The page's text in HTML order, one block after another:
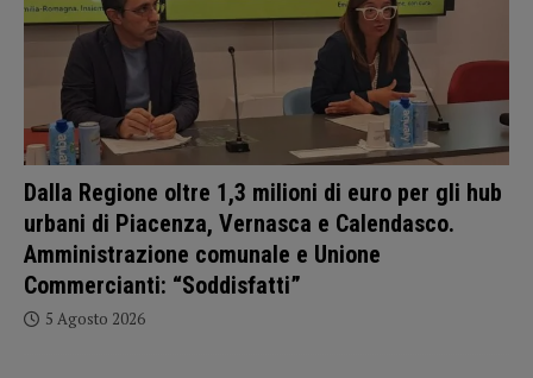
Dalla Regione oltre 1,3 milioni di euro per gli hub
urbani di Piacenza, Vernasca e Calendasco.
Amministrazione comunale e Unione
Commercianti: “Soddisfatti”
5 Agosto 2026